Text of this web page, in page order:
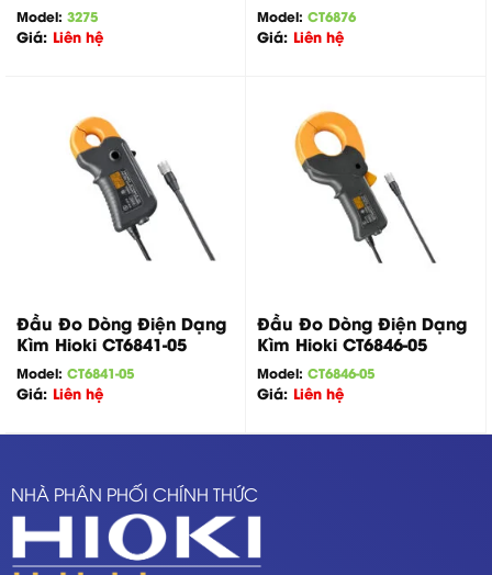
Model: 3275
Giá: Liên hệ
Model: CT6876
Giá: Liên hệ
Đầu Đo Dòng Điện Dạng
Kìm Hioki CT6841-05
Model: CT6841-05
Giá: Liên hệ
Đầu Đo Dòng Điện Dạng
Kìm Hioki CT6846-05
Model: CT6846-05
Giá: Liên hệ
NHÀ PHÂN PHỐI CHÍNH THỨC